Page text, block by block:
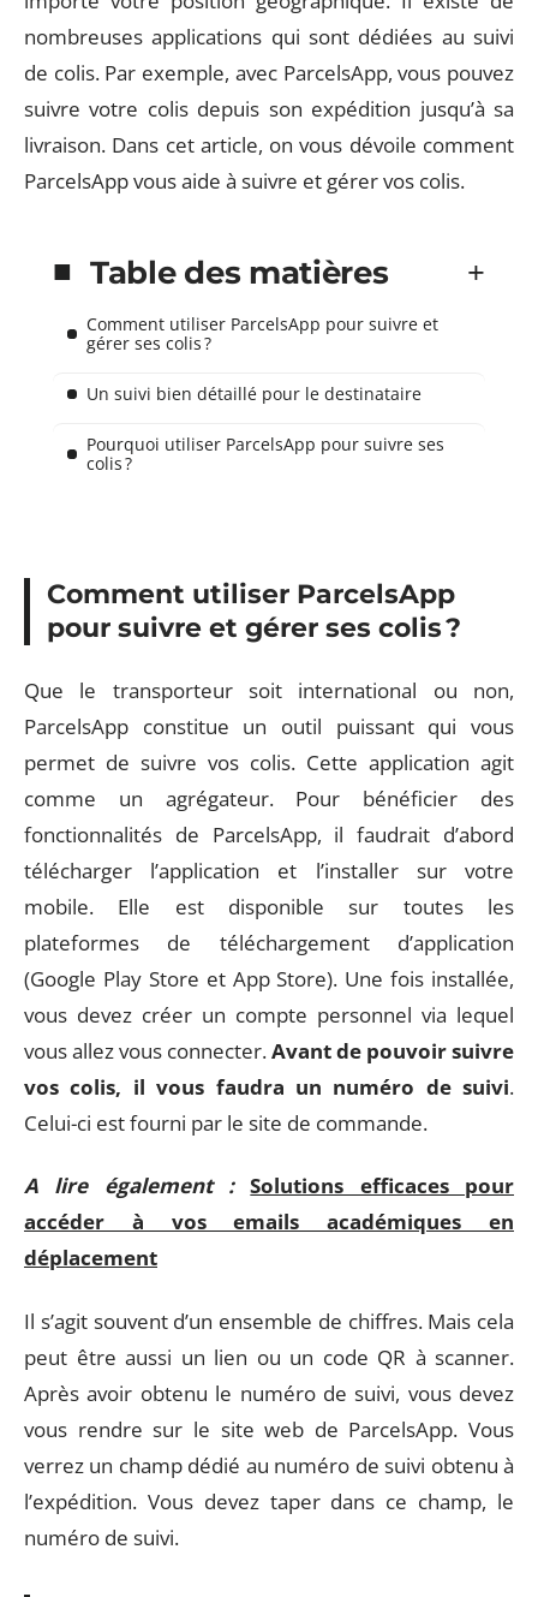
nombreuses applications qui sont dédiées au suivi
de colis. Par exemple, avec ParcelsApp, vous pouvez
suivre votre colis depuis son expédition jusqu’à sa
livraison. Dans cet article, on vous dévoile comment
ParcelsApp vous aide à suivre et gérer vos colis.
Table des matières
Comment utiliser ParcelsApp pour suivre et
gérer ses colis ?
Un suivi bien détaillé pour le destinataire
Pourquoi utiliser ParcelsApp pour suivre ses
colis ?
Comment utiliser ParcelsApp
pour suivre et gérer ses colis ?
Que le transporteur soit international ou non,
ParcelsApp constitue un outil puissant qui vous
permet de suivre vos colis. Cette application agit
comme un agrégateur. Pour bénéficier des
fonctionnalités de ParcelsApp, il faudrait d’abord
télécharger l’application et l’installer sur votre
mobile. Elle est disponible sur toutes les
plateformes de téléchargement d’application
(Google Play Store et App Store). Une fois installée,
vous devez créer un compte personnel via lequel
vous allez vous connecter.Avant de pouvoir suivre
vos colis, il vous faudra un numéro de suivi.
Celui-ci est fourni par le site de commande.
A lire également : Solutions efficaces pour
accéder à vos emails académiques en
déplacement
Il s’agit souvent d’un ensemble de chiffres. Mais cela
peut être aussi un lien ou un code QR à scanner.
Après avoir obtenu le numéro de suivi, vous devez
vous rendre sur le site web de ParcelsApp. Vous
verrez un champ dédié au numéro de suivi obtenu à
l’expédition. Vous devez taper dans ce champ, le
numéro de suivi.